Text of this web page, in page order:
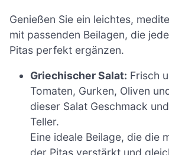
Genießen Sie ein leichtes,
mit passenden Beilagen, die
Pitas perfekt ergänzen.
Griechischer Salat: Frisch
Tomaten, Gurken, Oliven
dieser Salat Geschmack
Teller.
Eine ideale Beilage, die die